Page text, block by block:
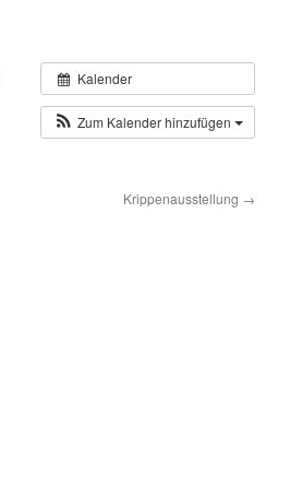
Kalender
Zum Kalender hinzufügen
Krippenausstellung →